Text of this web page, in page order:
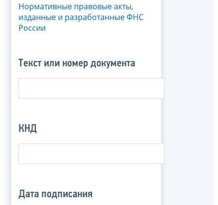
Нормативные правовые акты,
изданные и разработанные ФНС
России
Текст или номер документа
КНД
Дата подписания